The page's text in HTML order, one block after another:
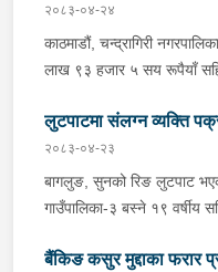
सिलिण्डर ७ हजार रूपैयाँको दरले
हुनासाथ जिल्ला प्रहरी परिसर
गरेको हो ।यस सम्बन्धमा
२०८३-०४-२४
काठमाडौं, चन्द्रागिरी
लाख ९३ हजार ५ सय रूपैयाँ
नागढुङ्गाबाट खटिएको
१६६४ नम्बरको स्कारपियोलाई
सवार उनीहरूलाई पक्राउ
अनुसन्धान गरिरहेको छ ।
लुटपाटमा संलग्न व्यक्ति
२०८३-०४-२३
बागलुङ, सुनको रिङ लुटपाट
गाउँपालिका-३ बस्ने १९ वर्षीय
धाक धम्की दिई सुनको रिङ
बैंकिङ कसुर मुद्दाका फरार